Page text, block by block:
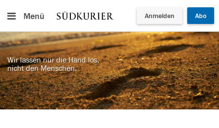
Menü Anmelden Abo
Wir lassen nur die Hand los,
nicht den Menschen.